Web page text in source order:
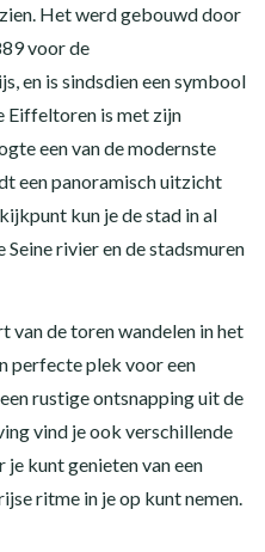
Het werd gebouwd door
voor de
en is sindsdien een symbool
Eiffeltoren is met zijn
een van de modernste
een panoramisch uitzicht
kun je de stad in al
rivier en de stadsmuren
van de toren wandelen in het
perfecte plek voor een
rustige ontsnapping uit de
vind je ook verschillende
je kunt genieten van een
ritme in je op kunt nemen.